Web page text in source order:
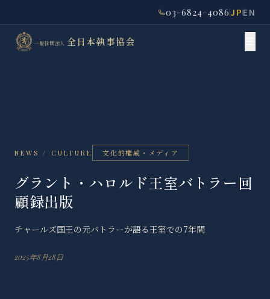
03-6824-4086JPEN
一般社団法人 全日本執事協会
NEWS / CULTURE 文化的権威・メディア
グラント・ハロルド王室バトラー回
顧録出版
チャールズ国王の元バトラーが語る王室での7年間
2025年8月28日